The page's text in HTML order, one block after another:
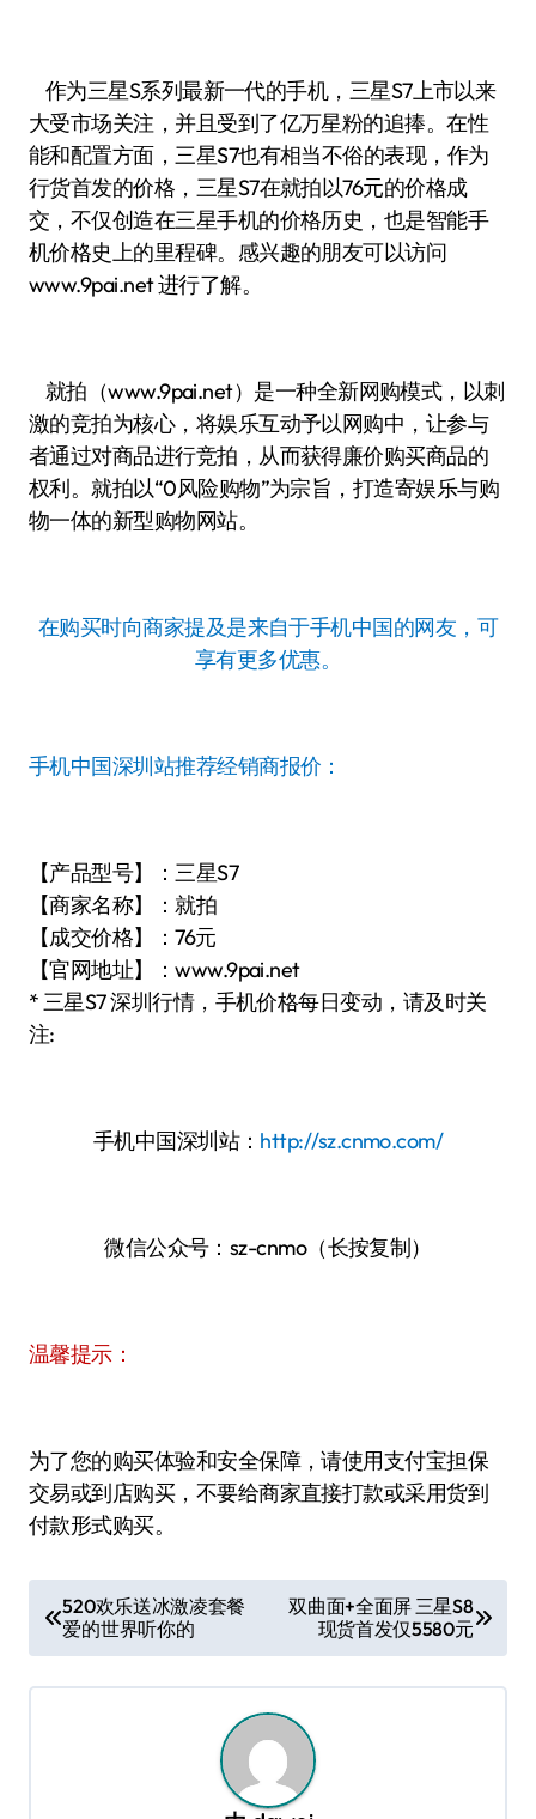
作为三星S系列最新一代的手机，三星S7上市以来
大受市场关注，并且受到了亿万星粉的追捧。在性
能和配置方面，三星S7也有相当不俗的表现，作为
行货首发的价格，三星S7在就拍以76元的价格成
交，不仅创造在三星手机的价格历史，也是智能手
机价格史上的里程碑。感兴趣的朋友可以访问
www.9pai.net 进行了解。
就拍（www.9pai.net）是一种全新网购模式，以刺
激的竞拍为核心，将娱乐互动予以网购中，让参与
者通过对商品进行竞拍，从而获得廉价购买商品的
权利。就拍以“0风险购物”为宗旨，打造寄娱乐与购
物一体的新型购物网站。
在购买时向商家提及是来自于手机中国的网友，可
享有更多优惠。
手机中国深圳站推荐经销商报价：
【产品型号】：三星S7
【商家名称】：就拍
【成交价格】：76元
【官网地址】：www.9pai.net
* 三星S7 深圳行情，手机价格每日变动，请及时关
注:
手机中国深圳站： http://sz.cnmo.com/
微信公众号：sz-cnmo（长按复制）
温馨提示：
为了您的购买体验和安全保障，请使用支付宝担保
交易或到店购买，不要给商家直接打款或采用货到
付款形式购买。
章
导
520欢乐送冰激凌套餐
爱的世界听你的
双曲面+全面屏 三星S8
现货首发仅5580元